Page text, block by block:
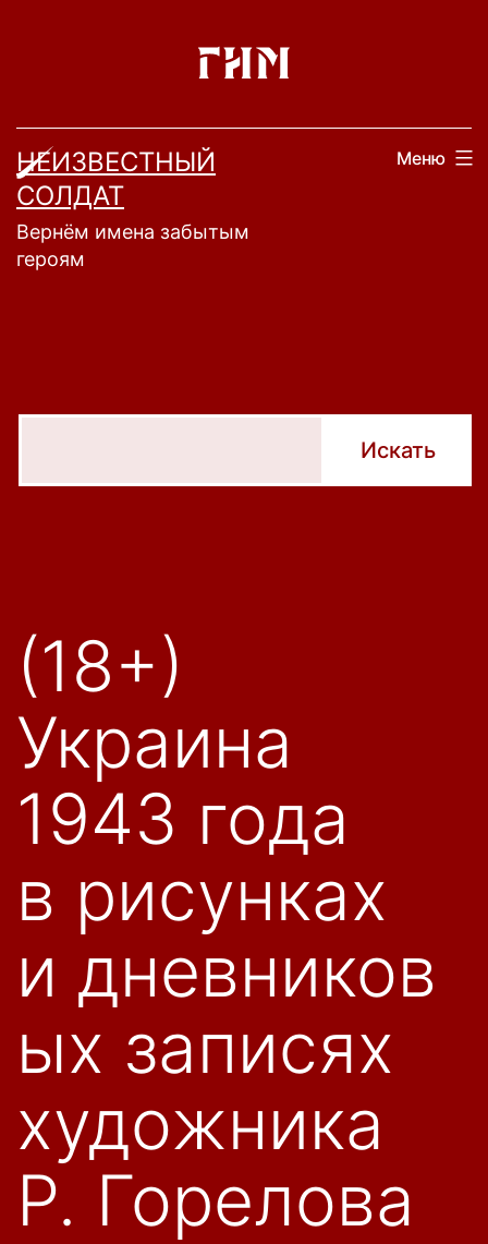
НЕИЗВЕСТНЫЙ
СОЛДАТ
Вернём имена забытым
героям
Меню
(18+)
Украина
1943 года
в рисунках
и дневников
ых записях
художника
Р. Горелова